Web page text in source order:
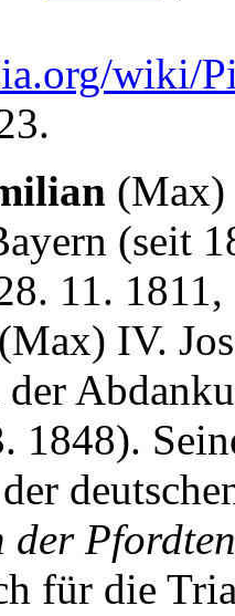
wiki/
(Max)
(seit
11.
IV.
der
1848).
Pfordten
für die